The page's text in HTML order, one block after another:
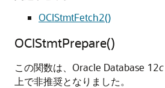
OCIStmtFetch2()
OCIStmtPrepare()
この関数は、Oracle Database 12c
上で非推奨となりました。